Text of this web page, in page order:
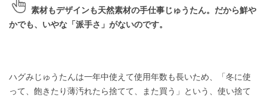
素材もデザインも天然素材の手仕事じゅうたん。だから鮮や
かでも、いやな「派手さ」がないのです。
ハグみじゅうたんは一年中使えて使用年数も長いため、「冬に使
って、飽きたり薄汚れたら捨てて、また買う」という、使い捨て